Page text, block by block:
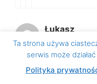
Łukasz
10 stycznia
Ta strona używa
serwis może
Polityka